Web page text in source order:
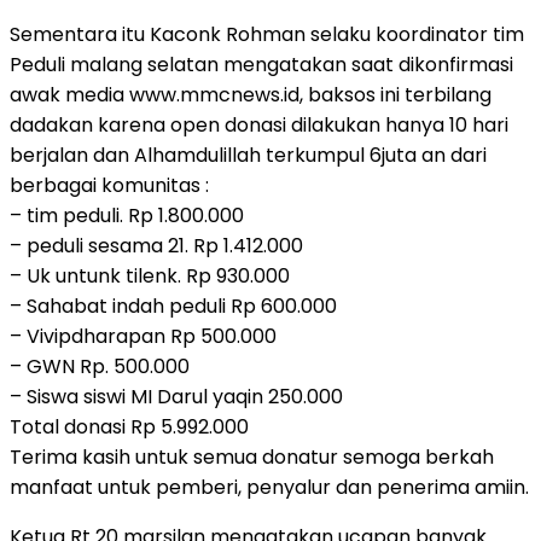
Sementara itu Kaconk Rohman selaku koordinator tim
Peduli malang selatan mengatakan saat dikonfirmasi
awak media www.mmcnews.id, baksos ini terbilang
dadakan karena open donasi dilakukan hanya 10 hari
berjalan dan Alhamdulillah terkumpul 6juta an dari
berbagai komunitas :
– tim peduli. Rp 1.800.000
– peduli sesama 21. Rp 1.412.000
– Uk untunk tilenk. Rp 930.000
– Sahabat indah peduli Rp 600.000
– Vivipdharapan Rp 500.000
– GWN Rp. 500.000
– Siswa siswi MI Darul yaqin 250.000
Total donasi Rp 5.992.000
Terima kasih untuk semua donatur semoga berkah
manfaat untuk pemberi, penyalur dan penerima amiin.